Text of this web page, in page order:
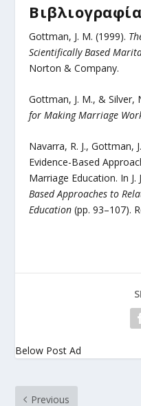
Βιβλιογραφία
Gottman, J. M. (1999).
Scientifically Based
Norton & Company.
Gottman, J. M., & Silver,
for Making Marriage
Navarra, R. J., Gottman,
Evidence-Based
Marriage Education. In J.
Based Approaches to
Education (pp. 93–107).
Below Post Ad
Previous